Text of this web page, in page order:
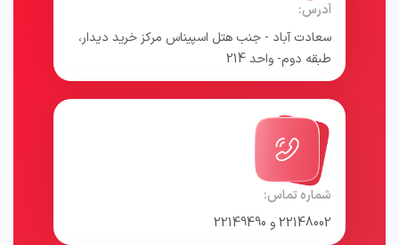
آدرس:
سعادت آباد - جنب هتل اسپیناس مرکز خرید دیدار،
طبقه دوم- واحد 214
شماره تماس:
22148002 و 22149490